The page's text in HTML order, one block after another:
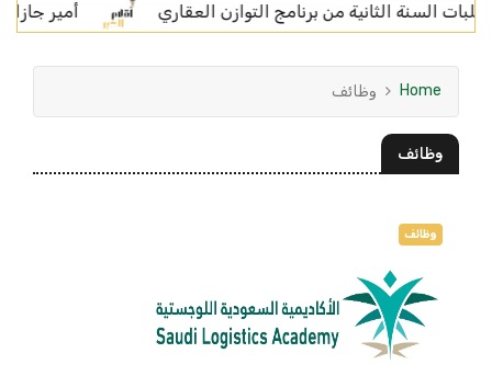
من برنامج التوازن العقاري أمير جازان يشهد
Home وظائف
وظائف
وظائف